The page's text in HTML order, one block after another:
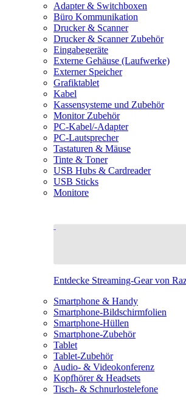
Adapter & Switchboxen
Büro Kommunikation
Drucker & Scanner
Drucker & Scanner Zubehör
Eingabegeräte
Externe Gehäuse (Laufwerke)
Externer Speicher
Grafiktablet
Kabel
Kassensysteme und Zubehör
Monitor Zubehör
PC-Kabel/-Adapter
PC-Lautsprecher
Tastaturen & Mäuse
Tinte & Toner
USB Hubs & Cardreader
USB Sticks
Monitore
Entdecke Streaming-Gear von
Smartphone & Handy
Smartphone-Bildschirmfolien
Smartphone-Hüllen
Smartphone-Zubehör
Tablet
Tablet-Zubehör
Audio- & Videokonferenz
Kopfhörer & Headsets
Tisch- & Schnurlostelefone